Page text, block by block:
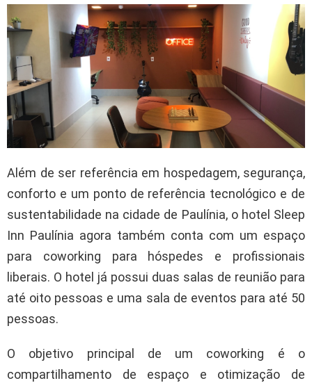
Além de ser referência em hospedagem, segurança,
conforto e um ponto de referência tecnológico e de
sustentabilidade na cidade de Paulínia, o hotel Sleep
Inn Paulínia agora também conta com um espaço
para coworking para hóspedes e profissionais
liberais. O hotel já possui duas salas de reunião para
até oito pessoas e uma sala de eventos para até 50
pessoas.
O objetivo principal de um coworking é o
compartilhamento de espaço e otimização de